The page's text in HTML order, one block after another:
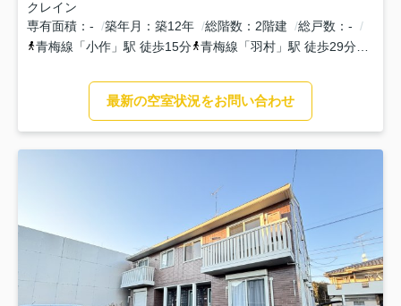
クレイン
専有面積
- 築年月 築12年 総階数 2階建 総戸数
-
青梅線 「小作 」駅 徒歩15分 青梅線 「羽村 」駅 徒歩29分
最新の空室状況をお問い合わせ